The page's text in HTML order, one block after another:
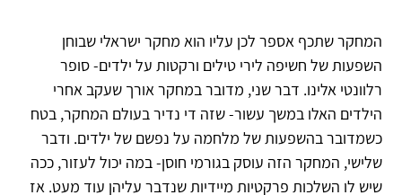
המחקר שתכף אספר לכן עליו הוא מחקר ישראלי שבוחן
השפעות של חשיפה לירי טילים ורקטות על ילדים- סופר
רלוונטי אלינו. דבר שני, מדובר במחקר אורך שעקב אחרי
הילדים האלו במשך עשור- שזה די נדיר בעולם המחקר, בטח
כשמדובר בהשפעות של מלחמה על נפשם של ילדים. ודבר
שלישי, המחקר הזה עוסק בגורמי חוסן- במה יכול לעזור, ככה
שיש לו השלכות פרקטיות מיידיות שנדבר עליהן עוד מעט. אז